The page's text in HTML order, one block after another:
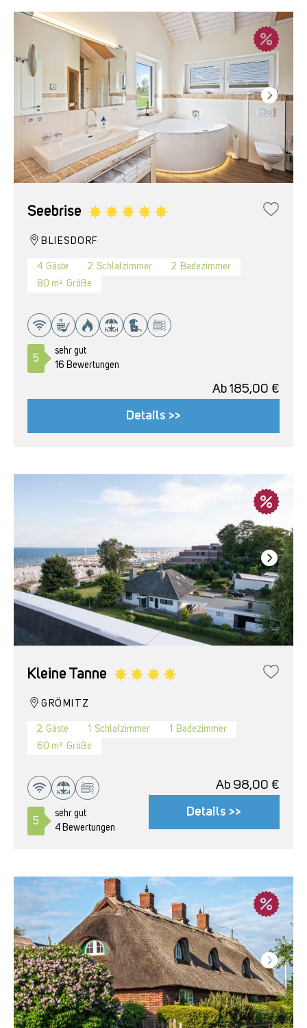
Seebrise
BLIESDORF
4 Gäste 2 Schlafzimmer 2 Badezimmer
80 m² Größe
5
sehr gut
16 Bewertungen
Ab 185,00 €
Details >>
Kleine Tanne
GRÖMITZ
2 Gäste 1 Schlafzimmer 1
Badezimmer
60 m² Größe
5
sehr gut
4 Bewertungen
Ab 98,00 €
Details >>